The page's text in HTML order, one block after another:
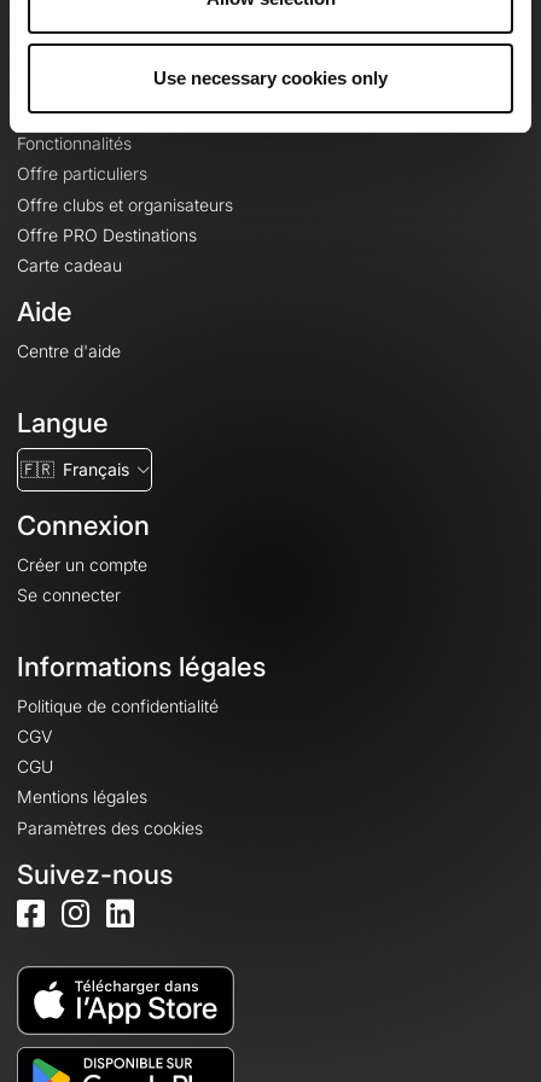
Use necessary cookies only
Le Mag'
Fonds de cartes topographiques
Fonctionnalités
Offre particuliers
Offre clubs et organisateurs
Offre PRO Destinations
Carte cadeau
Aide
Centre d'aide
Langue
🇫🇷 Français
Connexion
Créer un compte
Se connecter
Informations légales
Politique de confidentialité
CGV
CGU
Mentions légales
Paramètres des cookies
Suivez-nous